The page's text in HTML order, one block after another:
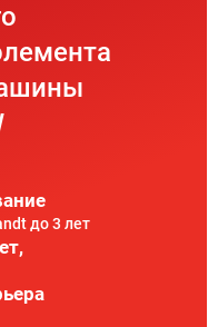
до 3 лет